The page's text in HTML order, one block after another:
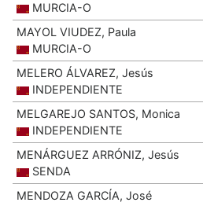
MURCIA-O
MAYOL VIUDEZ, Paula
MURCIA-O
MELERO ÁLVAREZ, Jesús
INDEPENDIENTE
MELGAREJO SANTOS, Monica
INDEPENDIENTE
MENÁRGUEZ ARRÓNIZ, Jesús
SENDA
MENDOZA GARCÍA, José